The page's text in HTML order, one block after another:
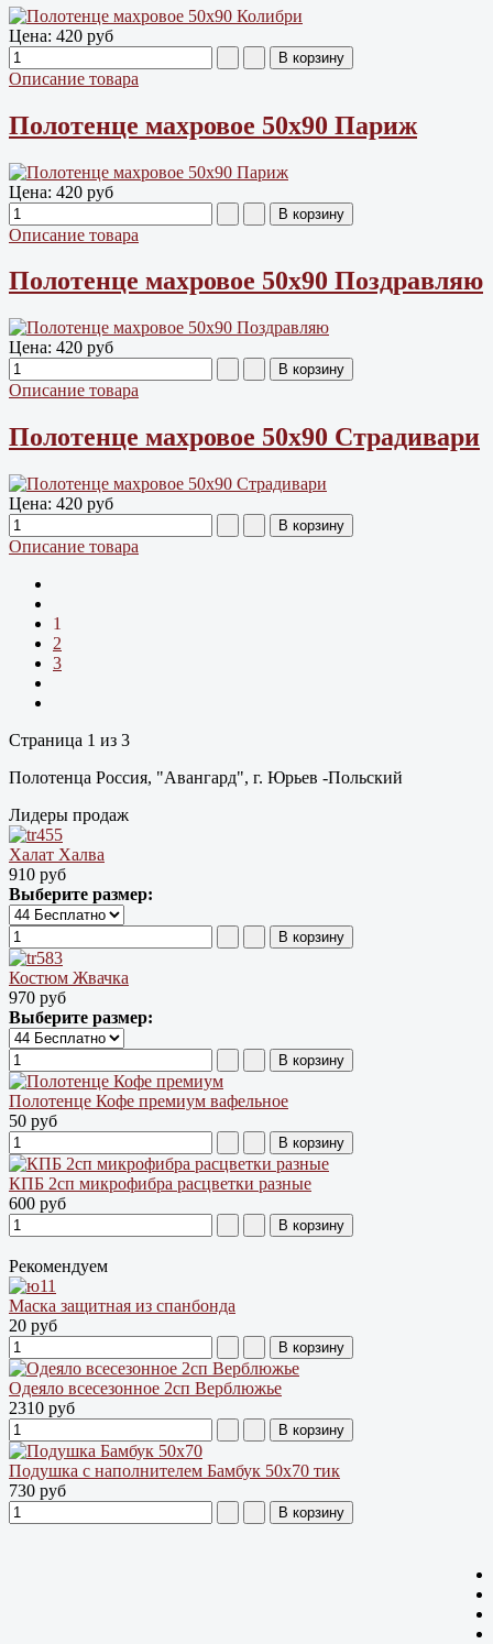
Цена: 420 руб
Описание товара
Полотенце махровое 50х90 Париж
Цена: 420 руб
Описание товара
Полотенце махровое 50х90 Поздравляю
Цена: 420 руб
Описание товара
Полотенце махровое 50х90 Страдивари
Цена: 420 руб
Описание товара
1
2
3
Страница 1 из 3
Полотенца Россия, "Авангард", г. Юрьев -Польский
Лидеры продаж
Халат Халва
910 руб
Выберите размер:
Костюм Жвачка
970 руб
Выберите размер:
Полотенце Кофе премиум вафельное
50 руб
КПБ 2сп микрофибра расцветки разные
600 руб
Рекомендуем
Маска защитная из спанбонда
20 руб
Одеяло всесезонное 2сп Верблюжье
2310 руб
Подушка с наполнителем Бамбук 50х70 тик
730 руб